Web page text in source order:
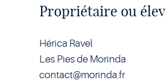
Propriétaire ou
Hérica Ravel
Les Pies de Morinda
contact@morinda.fr